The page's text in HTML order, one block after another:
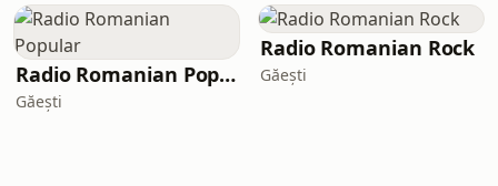
Radio Romanian Popular
Găeşti
Radio Romanian Rock
Găeşti